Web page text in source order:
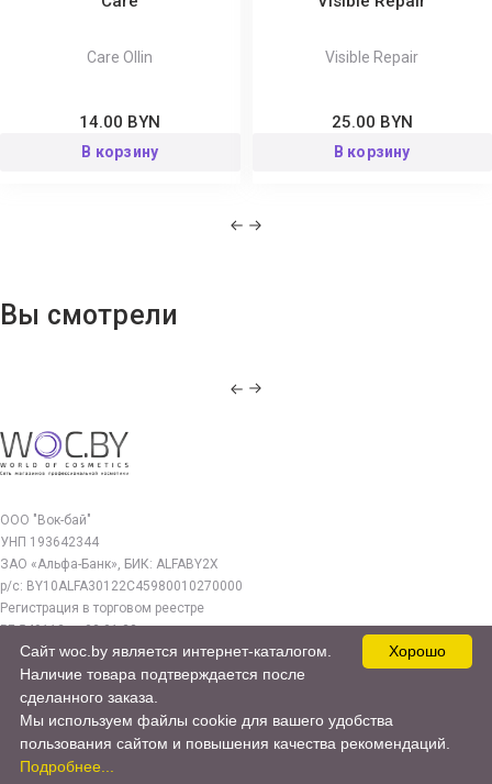
промокните полотенцем. Для комплексного восстановления
Care Ollin
14.00 BYN
В корзину
Visible Repair
25.00 BYN
В корзину
Вы смотрели
ООО "Вок-бай"
УНП 193642344
ЗАО «Альфа-Банк», БИК: ALFABY2X
р/с: BY10ALFA30122C45980010270000
Регистрация в торговом реестре
РБ 549112 от 03.01.23г.
Юр. адрес:
220140, г. Минск, ул. Бурдейного 22, оф.212
woc.by@yandex.by
© 2017—2026 WOC.BY
Хорошо
Сайт woc.by является интернет-каталогом.
Наличие товара подтверждается после
сделанного заказа.
Мы используем файлы cookie для вашего удобства
пользования сайтом и повышения качества рекомендаций.
Подробнее...